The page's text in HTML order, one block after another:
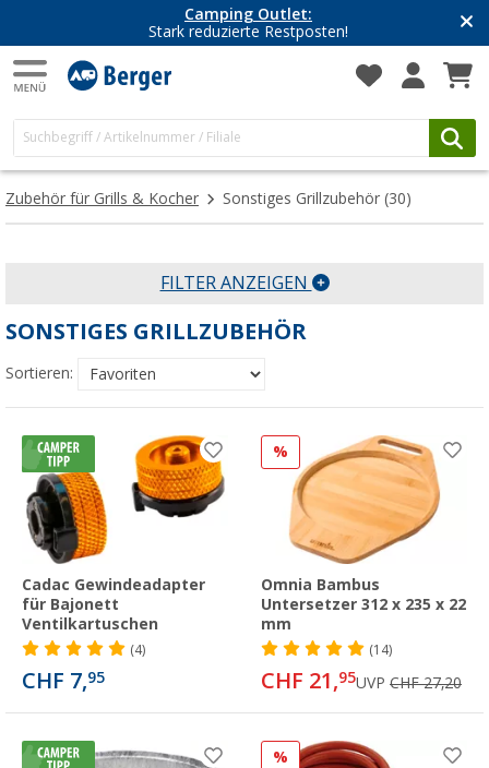
Camping Outlet:
Stark reduzierte Restposten!
Zubehör für Grills & Kocher Sonstiges Grillzubehör (30)
FILTER ANZEIGEN
SONSTIGES GRILLZUBEHÖR
Sortieren:
Cadac Gewindeadapter
für Bajonett
Ventilkartuschen
(4)
CHF 7,95
%
Omnia Bambus
Untersetzer 312 x 235 x 22
mm
(14)
CHF 21,95UVP CHF 27,20
%